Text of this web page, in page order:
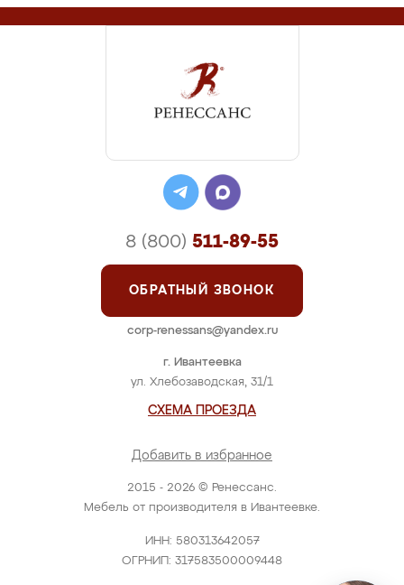
2015 - 2026 © Ренессанс.
Мебель от производителя в Ивантеевке.
ИНН: 580313642057
ОГРНИП: 317583500009448
г. Ивантеевка
ул. Хлебозаводская, 31/1
СХЕМА ПРОЕЗДА
Добавить в избранное
8 (800) 511-89-55
ОБРАТНЫЙ ЗВОНОК
corp-renessans@yandex.ru